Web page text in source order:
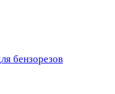
бензорезов